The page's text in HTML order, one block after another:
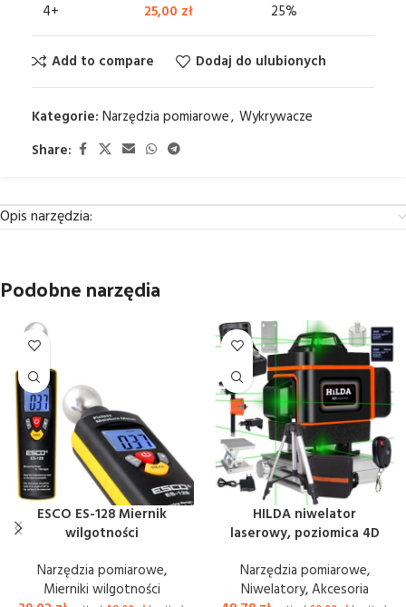
4+ 25,00 zł 25%
Add to compare Dodaj do ulubionych
Kategorie: Narzędzia pomiarowe, Wykrywacze
Share:
Opis narzędzia:
Podobne narzędia
ESCO ES-128 Miernik
wilgotności
Narzędzia pomiarowe,
Mierniki wilgotności
HILDA niwelator
laserowy, poziomica 4D
Narzędzia pomiarowe,
Niwelatory,Akcesoria